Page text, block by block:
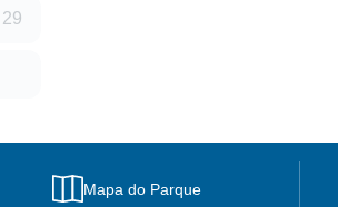
29
Mapa do Parque